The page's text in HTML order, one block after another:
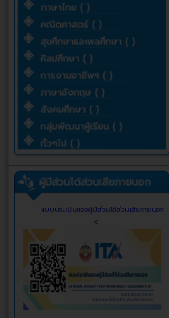
ภาษาไทย ( )
คณิตศาสตร์ ( )
สุขศึกษาและพลศึกษา ( )
ศิลปศึกษา ( )
การงานอาชีพฯ ( )
ภาษาอังกฤษ ( )
สังคมศึกษา ( )
กลุ่มพัฒนาผู้เรียน ( )
ทั่วๆไป ( )
ผู้มีส่วนได้ส่วนเสียภายนอก
แบบประเมินของผู้มีส่วนได้ส่วนเสียภายนอก
<